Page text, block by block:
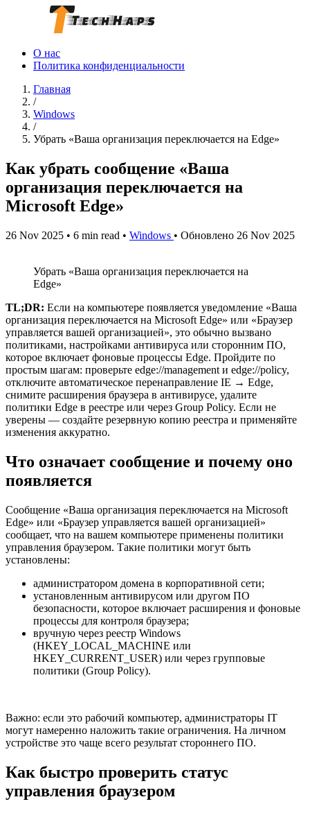
О нас
Политика конфиденциальности
Главная
/
Windows
/
Убрать «Ваша организация переключается на Edge»
Как убрать сообщение «Ваша
организация переключается на
Microsoft Edge»
26 Nov 2025 • 6 min read • Windows • Обновлено 26 Nov 2025
Убрать «Ваша организация переключается на
Edge»
TL;DR: Если на компьютере появляется уведомление «Ваша
организация переключается на Microsoft Edge» или «Браузер
управляется вашей организацией», это обычно вызвано
политиками, настройками антивируса или сторонним ПО,
которое включает фоновые процессы Edge. Пройдите по
простым шагам: проверьте edge://management и edge://policy,
отключите автоматическое перенаправление IE → Edge,
снимите расширения браузера в антивирусе, удалите
политики Edge в реестре или через Group Policy. Если не
уверены — создайте резервную копию реестра и применяйте
изменения аккуратно.
Что означает сообщение и почему оно
появляется
Сообщение «Ваша организация переключается на Microsoft
Edge» или «Браузер управляется вашей организацией»
сообщает, что на вашем компьютере применены политики
управления браузером. Такие политики могут быть
установлены:
администратором домена в корпоративной сети;
установленным антивирусом или другом ПО
безопасности, которое включает расширения и фоновые
процессы для контроля браузера;
вручную через реестр Windows
(HKEY_LOCAL_MACHINE или
HKEY_CURRENT_USER) или через групповые
политики (Group Policy).
Важно: если это рабочий компьютер, администраторы IT
могут намеренно наложить такие ограничения. На личном
устройстве это чаще всего результат стороннего ПО.
Как быстро проверить статус
управления браузером